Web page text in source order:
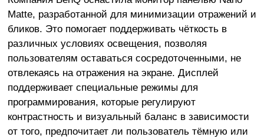
Matte, разработанной для минимизации отражений и
бликов. Это помогает поддерживать чёткость в
различных условиях освещения, позволяя
пользователям оставаться сосредоточенными, не
отвлекаясь на отражения на экране. Дисплей
поддерживает специальные режимы для
программирования, которые регулируют
контрастность и визуальный баланс в зависимости
от того, предпочитает ли пользователь тёмную или